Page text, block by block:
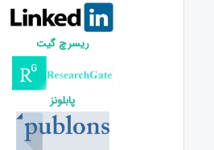
ریسرچ گیت
پابلونز